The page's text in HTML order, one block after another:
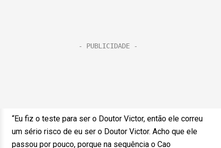
“Eu fiz o teste para ser o Doutor Victor, então ele correu
um sério risco de eu ser o Doutor Victor. Acho que ele
passou por pouco, porque na sequência o Cao